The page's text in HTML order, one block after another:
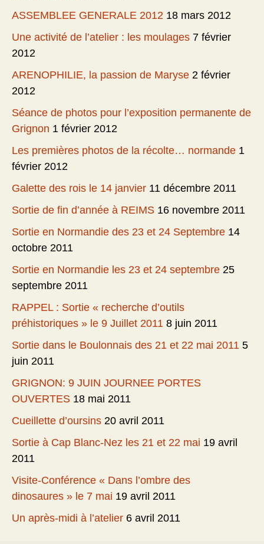
ASSEMBLEE GENERALE 2012 18 mars 2012
Une activité de l’atelier : les moulages 7 février
2012
ARENOPHILIE, la passion de Maryse 2 février
2012
Séance de photos pour l’exposition permanente de
Grignon 1 février 2012
Les premières photos de la récolte… normande 1
février 2012
Galette des rois le 14 janvier 11 décembre 2011
Sortie de fin d’année à REIMS 16 novembre 2011
Sortie en Normandie des 23 et 24 Septembre 14
octobre 2011
Sortie en Normandie les 23 et 24 septembre 25
septembre 2011
RAPPEL : Sortie « recherche d’outils
préhistoriques » le 9 Juillet 2011 8 juin 2011
Sortie dans le Boulonnais des 21 et 22 mai 2011 5
juin 2011
GRIGNON: 9 JUIN JOURNEE PORTES
OUVERTES 18 mai 2011
Cueillette d’oursins 20 avril 2011
Sortie à Cap Blanc-Nez les 21 et 22 mai 19 avril
2011
Visite-Conférence « Dans l’ombre des
dinosaures » le 7 mai 19 avril 2011
Un après-midi à l’atelier 6 avril 2011